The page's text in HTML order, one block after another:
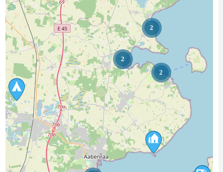
2
2
2